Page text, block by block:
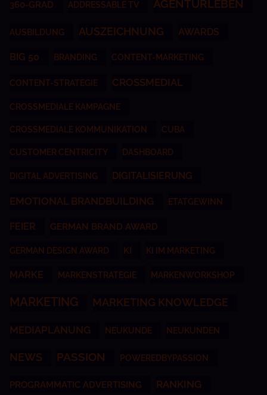
360-GRAD ADDRESSABLE TV AGENTURLEBEN
AUSBILDUNG AUSZEICHNUNG AWARDS
BIG 50 BRANDING CONTENT-MARKETING
CONTENT-STRATEGIE CROSSMEDIAL
CROSSMEDIALE KAMPAGNE
CROSSMEDIALE KOMMUNIKATION CUBA
CUSTOMER CENTRICITY DASHBOARD
DIGITAL ADVERTISING DIGITALISIERUNG
EMOTIONAL BRANDBUILDING ETATGEWINN
FEIER GERMAN BRAND AWARD
GERMAN DESIGN AWARD KI KI IM MARKETING
MARKE MARKENSTRATEGIE MARKENWORKSHOP
MARKETING MARKETING KNOWLEDGE
MEDIAPLANUNG NEUKUNDE NEUKUNDEN
NEWS PASSION POWEREDBYPASSION
PROGRAMMATIC ADVERTISING RANKING